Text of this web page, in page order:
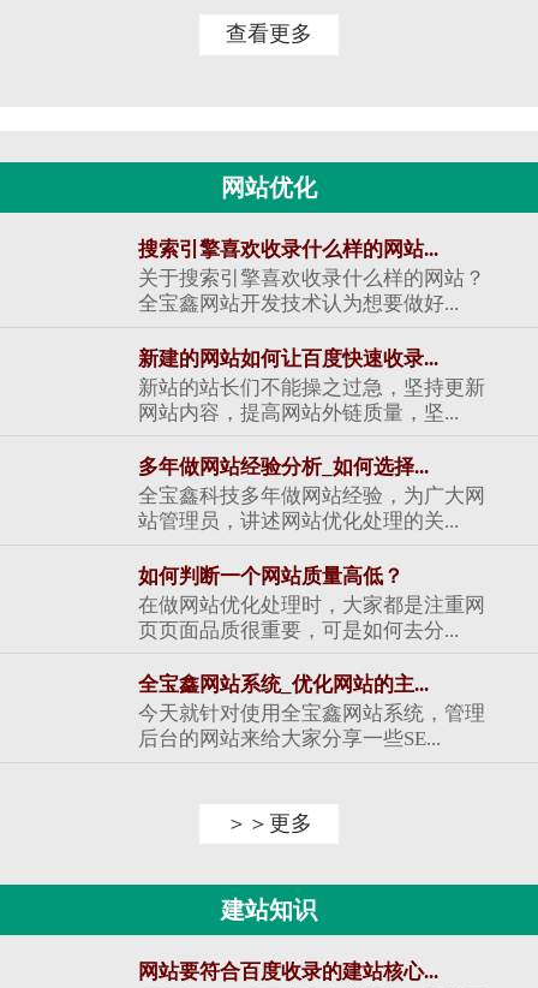
查看更多
网站优化
搜索引擎喜欢收录什么样的网站...
关于搜索引擎喜欢收录什么样的网站？
全宝鑫网站开发技术认为想要做好...
新建的网站如何让百度快速收录...
新站的站长们不能操之过急，坚持更新
网站内容，提高网站外链质量，坚...
多年做网站经验分析_如何选择...
全宝鑫科技多年做网站经验，为广大网
站管理员，讲述网站优化处理的关...
如何判断一个网站质量高低？
在做网站优化处理时，大家都是注重网
页页面品质很重要，可是如何去分...
全宝鑫网站系统_优化网站的主...
今天就针对使用全宝鑫网站系统，管理
后台的网站来给大家分享一些SE...
＞＞更多
建站知识
网站要符合百度收录的建站核心...